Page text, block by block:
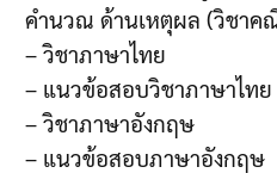
คำนวณ ด้านเหตุผล (วิชาค
– วิชาภาษาไทย
– แนวข้อสอบวิชาภาษาไทย
– วิชาภาษาอังกฤษ
– แนวข้อสอบภาษาอังกฤษ